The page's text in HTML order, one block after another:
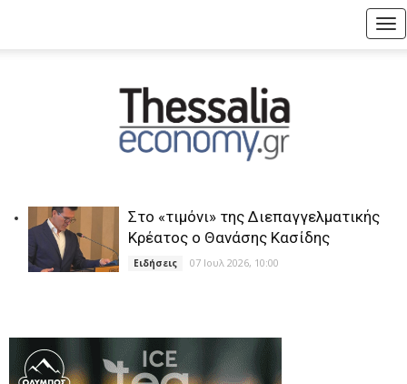
Στο «τιμόνι» της Διεπαγγελματικής
Κρέατος ο Θανάσης Κασίδης
Ειδήσεις 07 Ιουλ 2026, 10:00